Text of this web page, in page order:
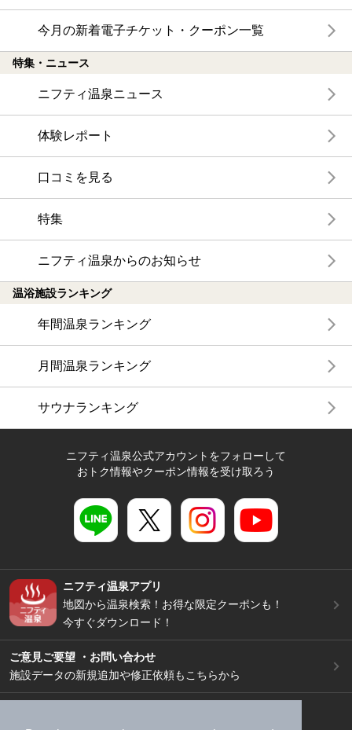
今月の新着電子チケット・クーポン一覧
特集・ニュース
ニフティ温泉ニュース
体験レポート
口コミを見る
特集
ニフティ温泉からのお知らせ
温浴施設ランキング
年間温泉ランキング
月間温泉ランキング
サウナランキング
ニフティ温泉公式アカウントをフォローして
おトク情報やクーポン情報を受け取ろう
ニフティ温泉アプリ
地図から温泉検索！お得な限定クーポンも！
今すぐダウンロード！
ご意見ご要望 ・お問い合わせ
施設データの新規追加や修正依頼もこちらから